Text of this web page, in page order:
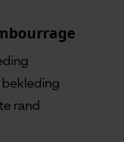
bekleding
rand